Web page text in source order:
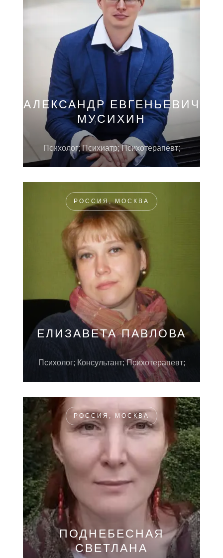
АЛЕКСАНДР ЕВГЕНЬЕВИЧ
МУСИХИН
Психолог; Психиатр; Психотерапевт;
РОССИЯ, МОСКВА
ЕЛИЗАВЕТА ПАВЛОВА
Психолог; Консультант; Психотерапевт;
РОССИЯ, МОСКВА
ПОДНЕБЕСНАЯ
СВЕТЛАНА